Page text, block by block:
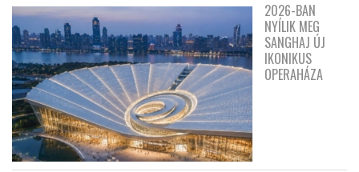
2026-BAN
NYÍLIK MEG
SANGHAJ ÚJ
IKONIKUS
OPERAHÁZA